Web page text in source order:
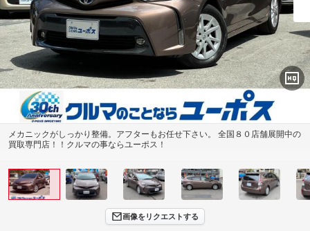
メカニックがしっかり整備。アフターもお任せ下さい。 全国８０店舗展開中の
買取専門店！！クルマの事ならユーポス！
画像をリクエストする